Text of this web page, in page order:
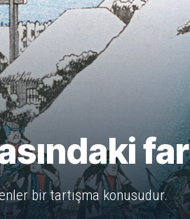
bir tartışma konusudur.